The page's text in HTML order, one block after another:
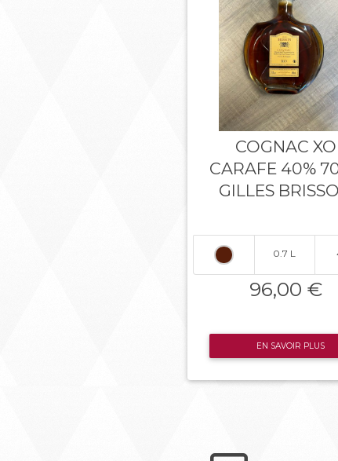
COGNAC XO
CARAFE 40%
GILLES
0.7 L
96,00 €
EN SAVOIR PLUS